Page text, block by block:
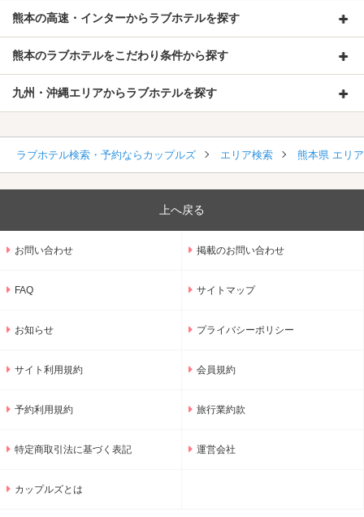
熊本の高速・インターからラブホテルを探す
熊本のラブホテルをこだわり条件から探す
九州・沖縄エリアからラブホテルを探す
ラブホテル検索・予約ならカップルズ エリア検索 熊本県 エリ
上へ戻る
お問い合わせ 掲載のお問い合わせ
FAQ サイトマップ
お知らせ プライバシーポリシー
サイト利用規約 会員規約
予約利用規約 旅行業約款
特定商取引法に基づく表記 運営会社
カップルズとは